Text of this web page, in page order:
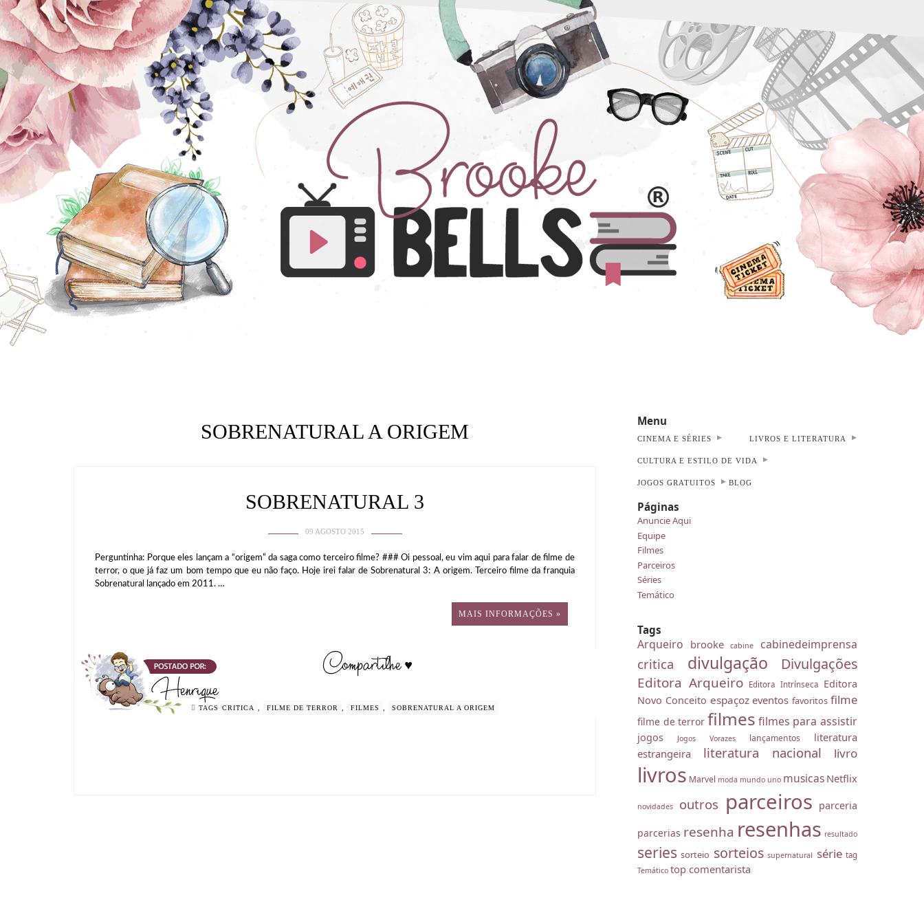
SOBRENATURAL A ORIGEM
SOBRENATURAL 3
09 AGOSTO 2015
Perguntinha: Porque eles lançam a “origem” da saga como terceiro filme? ### Oi pessoal, eu vim aqui para falar de filme de
terror, o que já faz um bom tempo que eu não faço. Hoje irei falar de Sobrenatural 3: A origem. Terceiro filme da franquia
Sobrenatural lançado em 2011. …
MAIS INFORMAÇÕES »
TAGS CRITICA , FILME DE TERROR , FILMES , SOBRENATURAL A ORIGEM
Menu
CINEMA E SÉRIES LIVROS E LITERATURA
CULTURA E ESTILO DE VIDA
JOGOS GRATUITOS BLOG
Páginas
Anuncie Aqui
Equipe
Filmes
Parceiros
Séries
Temático
Tags
Arqueiro brooke cabine cabinedeimprensa
critica divulgação Divulgações
Editora Arqueiro Editora Intrínseca Editora
Novo Conceito espaçoz eventos favoritos filme
filme de terror filmes filmes para assistir
jogos Jogos Vorazes lançamentos
literatura
estrangeira
literatura nacional livro
livros Marvel moda mundo uno musicas Netflix
novidades outros parceiros parceria
parcerias resenha resenhas resultado
series sorteio sorteios supernatural série tag
Temático top comentarista